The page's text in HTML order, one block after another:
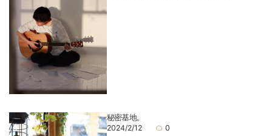
秘密基地。
2024/2/12 0